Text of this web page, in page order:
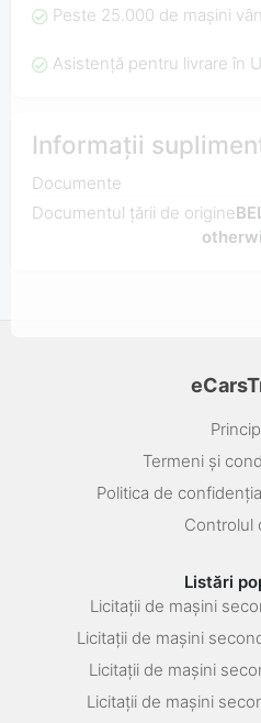
Peste 25.000 de mașini
Asistență pentru livrare în
Informații
Documente
Documentul țării de origine
Termeni și
Politica de
Controlul
Listări
Licitații de mașini
Licitații de mașini
Licitații de mașini
Licitații de mașini